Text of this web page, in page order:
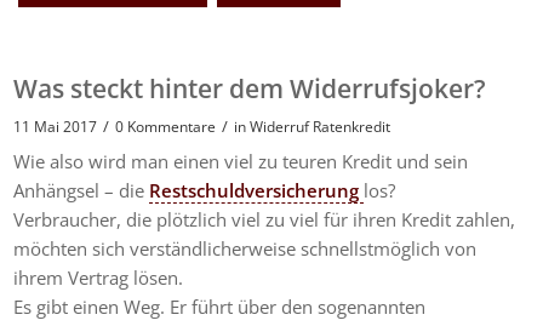
Was steckt hinter dem Widerrufsjoker?
11 Mai 2017 / 0 Kommentare / inWiderruf Ratenkredit
Wie also wird man einen viel zu teuren Kredit und sein
Anhängsel – die Restschuldversicherung los?
Verbraucher, die plötzlich viel zu viel für ihren Kredit zahlen,
möchten sich verständlicherweise schnellstmöglich von
ihrem Vertrag lösen.
Es gibt einen Weg. Er führt über den sogenannten